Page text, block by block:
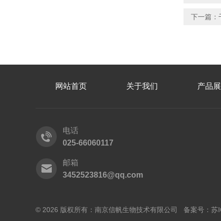
下一篇：
网站首页 关于我们 产品
电话
025-66060117
邮箱
3452523816@qq.com
© 2026 版权所有：南京信帆生物技术有限公司 备案号： 苏